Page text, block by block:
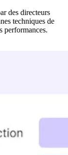
des directeurs
techniques de
performances.